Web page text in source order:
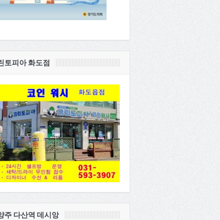
토피아 화도점
주 다산역 데시앙